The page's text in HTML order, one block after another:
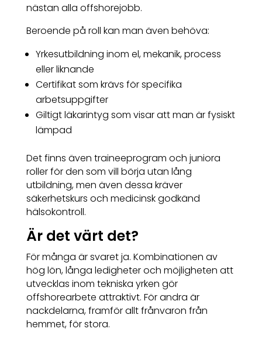
nästan alla offshorejobb.
Beroende på roll kan man även behöva:
Yrkesutbildning inom el, mekanik, process
eller liknande
Certifikat som krävs för specifika
arbetsuppgifter
Giltigt läkarintyg som visar att man är fysiskt
lämpad
Det finns även traineeprogram och juniora
roller för den som vill börja utan lång
utbildning, men även dessa kräver
säkerhetskurs och medicinsk godkänd
hälsokontroll.
Är det värt det?
För många är svaret ja. Kombinationen av
hög lön, långa ledigheter och möjligheten att
utvecklas inom tekniska yrken gör
offshorearbete attraktivt. För andra är
nackdelarna, framför allt frånvaron från
hemmet, för stora.